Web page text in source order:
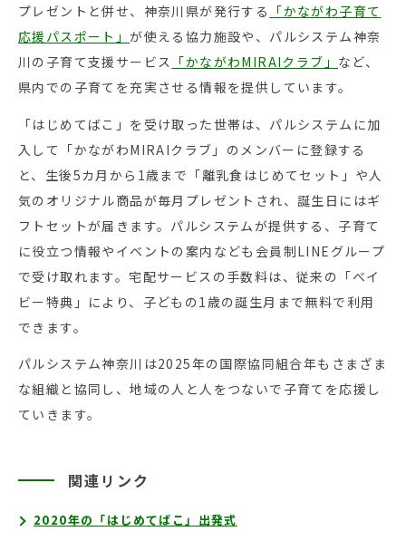
プレゼントと併せ、神奈川県が発行する 「かながわ子育て
応援パスポート」が使える協力施設や、パルシステム神奈
川の子育て支援サービス 「かながわMIRAIクラブ」 など、
県内での子育てを充実させる情報を提供しています。
「はじめてばこ」を受け取った世帯は、パルシステムに加
入して「かながわMIRAIクラブ」のメンバーに登録する
と、生後5カ月から1歳まで「離乳食はじめてセット」や人
気のオリジナル商品が毎月プレゼントされ、誕生日にはギ
フトセットが届きます。パルシステムが提供する、子育て
に役立つ情報やイベントの案内なども会員制LINEグループ
で受け取れます。宅配サービスの手数料は、従来の「ベイ
ビー特典」により、子どもの1歳の誕生月まで無料で利用
できます。
パルシステム神奈川は2025年の国際協同組合年もさまざま
な組織と協同し、地域の人と人をつないで子育てを応援し
ていきます。
関連リンク
2020年の「はじめてばこ」出発式